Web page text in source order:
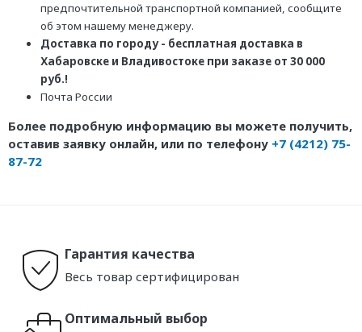
предпочтительной транспортной компанией, сообщите
об этом нашему менеджеру.
Доставка по городу - бесплатная доставка в
Хабаровске и Владивостоке при заказе от 30 000
руб.!
Почта России
Более подробную информацию вы можете получить,
оставив заявку онлайн, или по телефону +7 (4212) 75-
87-72
Гарантия качества
Весь товар сертифицирован
Оптимальный выбор